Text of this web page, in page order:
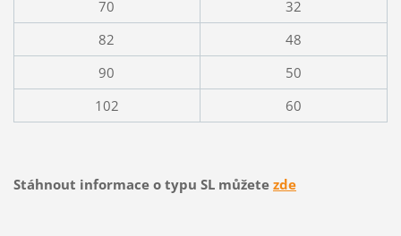
70
32
82
48
90
50
102
60
Stáhnout informace o typu SL můžete zde